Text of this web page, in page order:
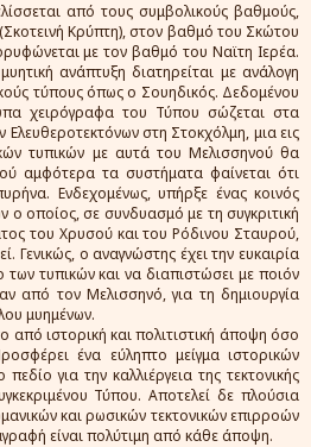
από τους συμβολικούς βαθμούς,
Κρύπτη), στον βαθμό του Σκώτου
με τον βαθμό του Ναϊτη Ιερέα.
ανάπτυξη διατηρείται με ανάλογη
τύπους όπως ο Σουηδικός. Δεδομένου
χειρόγραφα του Τύπου σώζεται στα
στη Στοκχόλμη, μια εις
τυπικών με αυτά του Μελισσηνού θα
αμφότερα τα συστήματα φαίνεται ότι
Ενδεχομένως, υπήρξε ένας κοινός
οποίος, σε συνδυασμό με τη συγκριτική
του Χρυσού και του Ρόδινου Σταυρού,
Γενικώς, ο αναγνώστης έχει την ευκαιρία
των τυπικών και να διαπιστώσει με ποιόν
από τον Μελισσηνό, για τη δημιουργία
μυημένων.
από ιστορική και πολιτιστική άποψη όσο
ένα εύληπτο μείγμα ιστορικών
για την καλλιέργεια της τεκτονικής
Τύπου. Αποτελεί δε πλούσια
και ρωσικών τεκτονικών επιρροών
είναι πολύτιμη από κάθε άποψη.